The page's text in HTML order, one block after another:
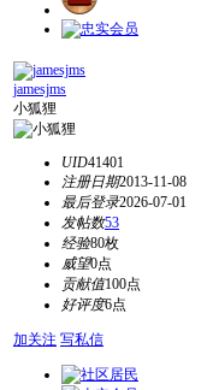
jamesjms
小狐狸
UID41401
注册日期2013-11-08
最后登录2026-07-01
发帖数53
经验80枚
威望0点
贡献值100点
好评度6点
加关注 写私信